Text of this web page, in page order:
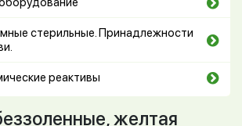
стерильные. Принадлежности
реактивы
желтая